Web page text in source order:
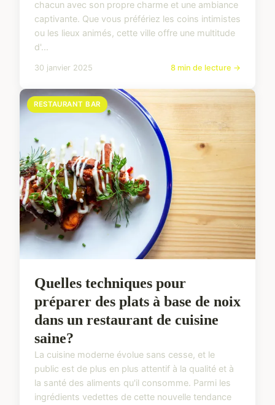
chacun avec son propre charme et une ambiance
captivante. Que vous préfériez les coins intimistes
ou les lieux animés, cette ville offre une multitude
d'...
30 janvier 2025 8 min de lecture →
RESTAURANT BAR
Quelles techniques pour
préparer des plats à base de noix
dans un restaurant de cuisine
saine?
La cuisine moderne évolue sans cesse, et le
public est de plus en plus attentif à la qualité et à
la santé des aliments qu'il consomme. Parmi les
ingrédients vedettes de cette nouvelle tendance